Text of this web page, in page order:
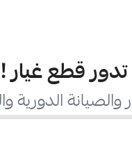
تدور قطع غيار!
الدورية